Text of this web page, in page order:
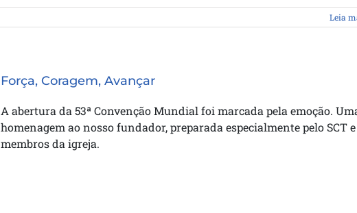
Leia
Força, Coragem, Avançar
A abertura da 53ª Convenção Mundial foi marcada pela emoção.
homenagem ao nosso fundador, preparada especialmente pelo SCT e
membros da igreja.